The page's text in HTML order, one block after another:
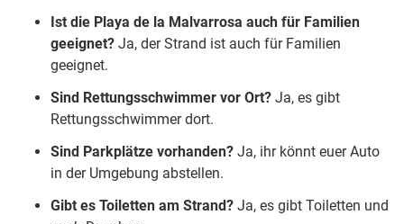
Ist die Playa de la Malvarrosa auch für Familien
geeignet? Ja, der Strand ist auch für Familien
geeignet.
Sind Rettungsschwimmer vor Ort? Ja, es gibt
Rettungsschwimmer dort.
Sind Parkplätze vorhanden? Ja, ihr könnt euer Auto
in der Umgebung abstellen.
Gibt es Toiletten am Strand? Ja, es gibt Toiletten und